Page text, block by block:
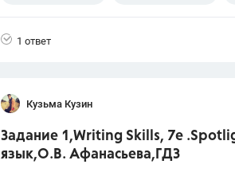
1 ответ
Кузьма Кузин
Задание 1,Writing Skills, 7e
язык,О.В. Афанасьева,ГДЗ